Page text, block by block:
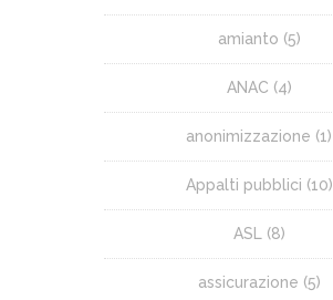
amianto (5)
ANAC (4)
anonimizzazione (1)
Appalti pubblici (10)
ASL (8)
assicurazione (5)